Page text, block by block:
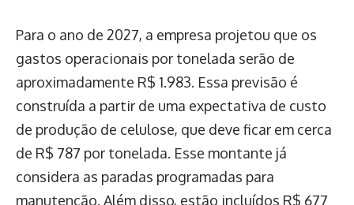
Para o ano de 2027, a empresa projetou que os
gastos operacionais por tonelada serão de
aproximadamente R$ 1.983. Essa previsão é
construída a partir de uma expectativa de custo
de produção de celulose, que deve ficar em cerca
de R$ 787 por tonelada. Esse montante já
considera as paradas programadas para
manutenção. Além disso, estão incluídos R$ 677